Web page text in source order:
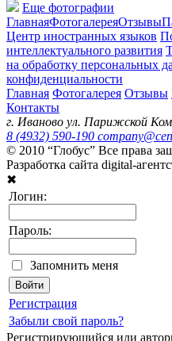
Еще фотографии
ГлавнаяФотогалереяОтзывы
Центр иностранных языков
интеллектуального развития
на обработку персональных
конфиденциальности
Главная Фотогалерея Отзывы
Контакты
г. Иваново ул. Парижской
8 (4932) 590-190
© 2010 “Глобус” Все права
Разработка сайта digital-
✖
Логин:
Пароль:
Запомнить меня
Регистрация
Забыли свой пароль?
Регистрирующийся или